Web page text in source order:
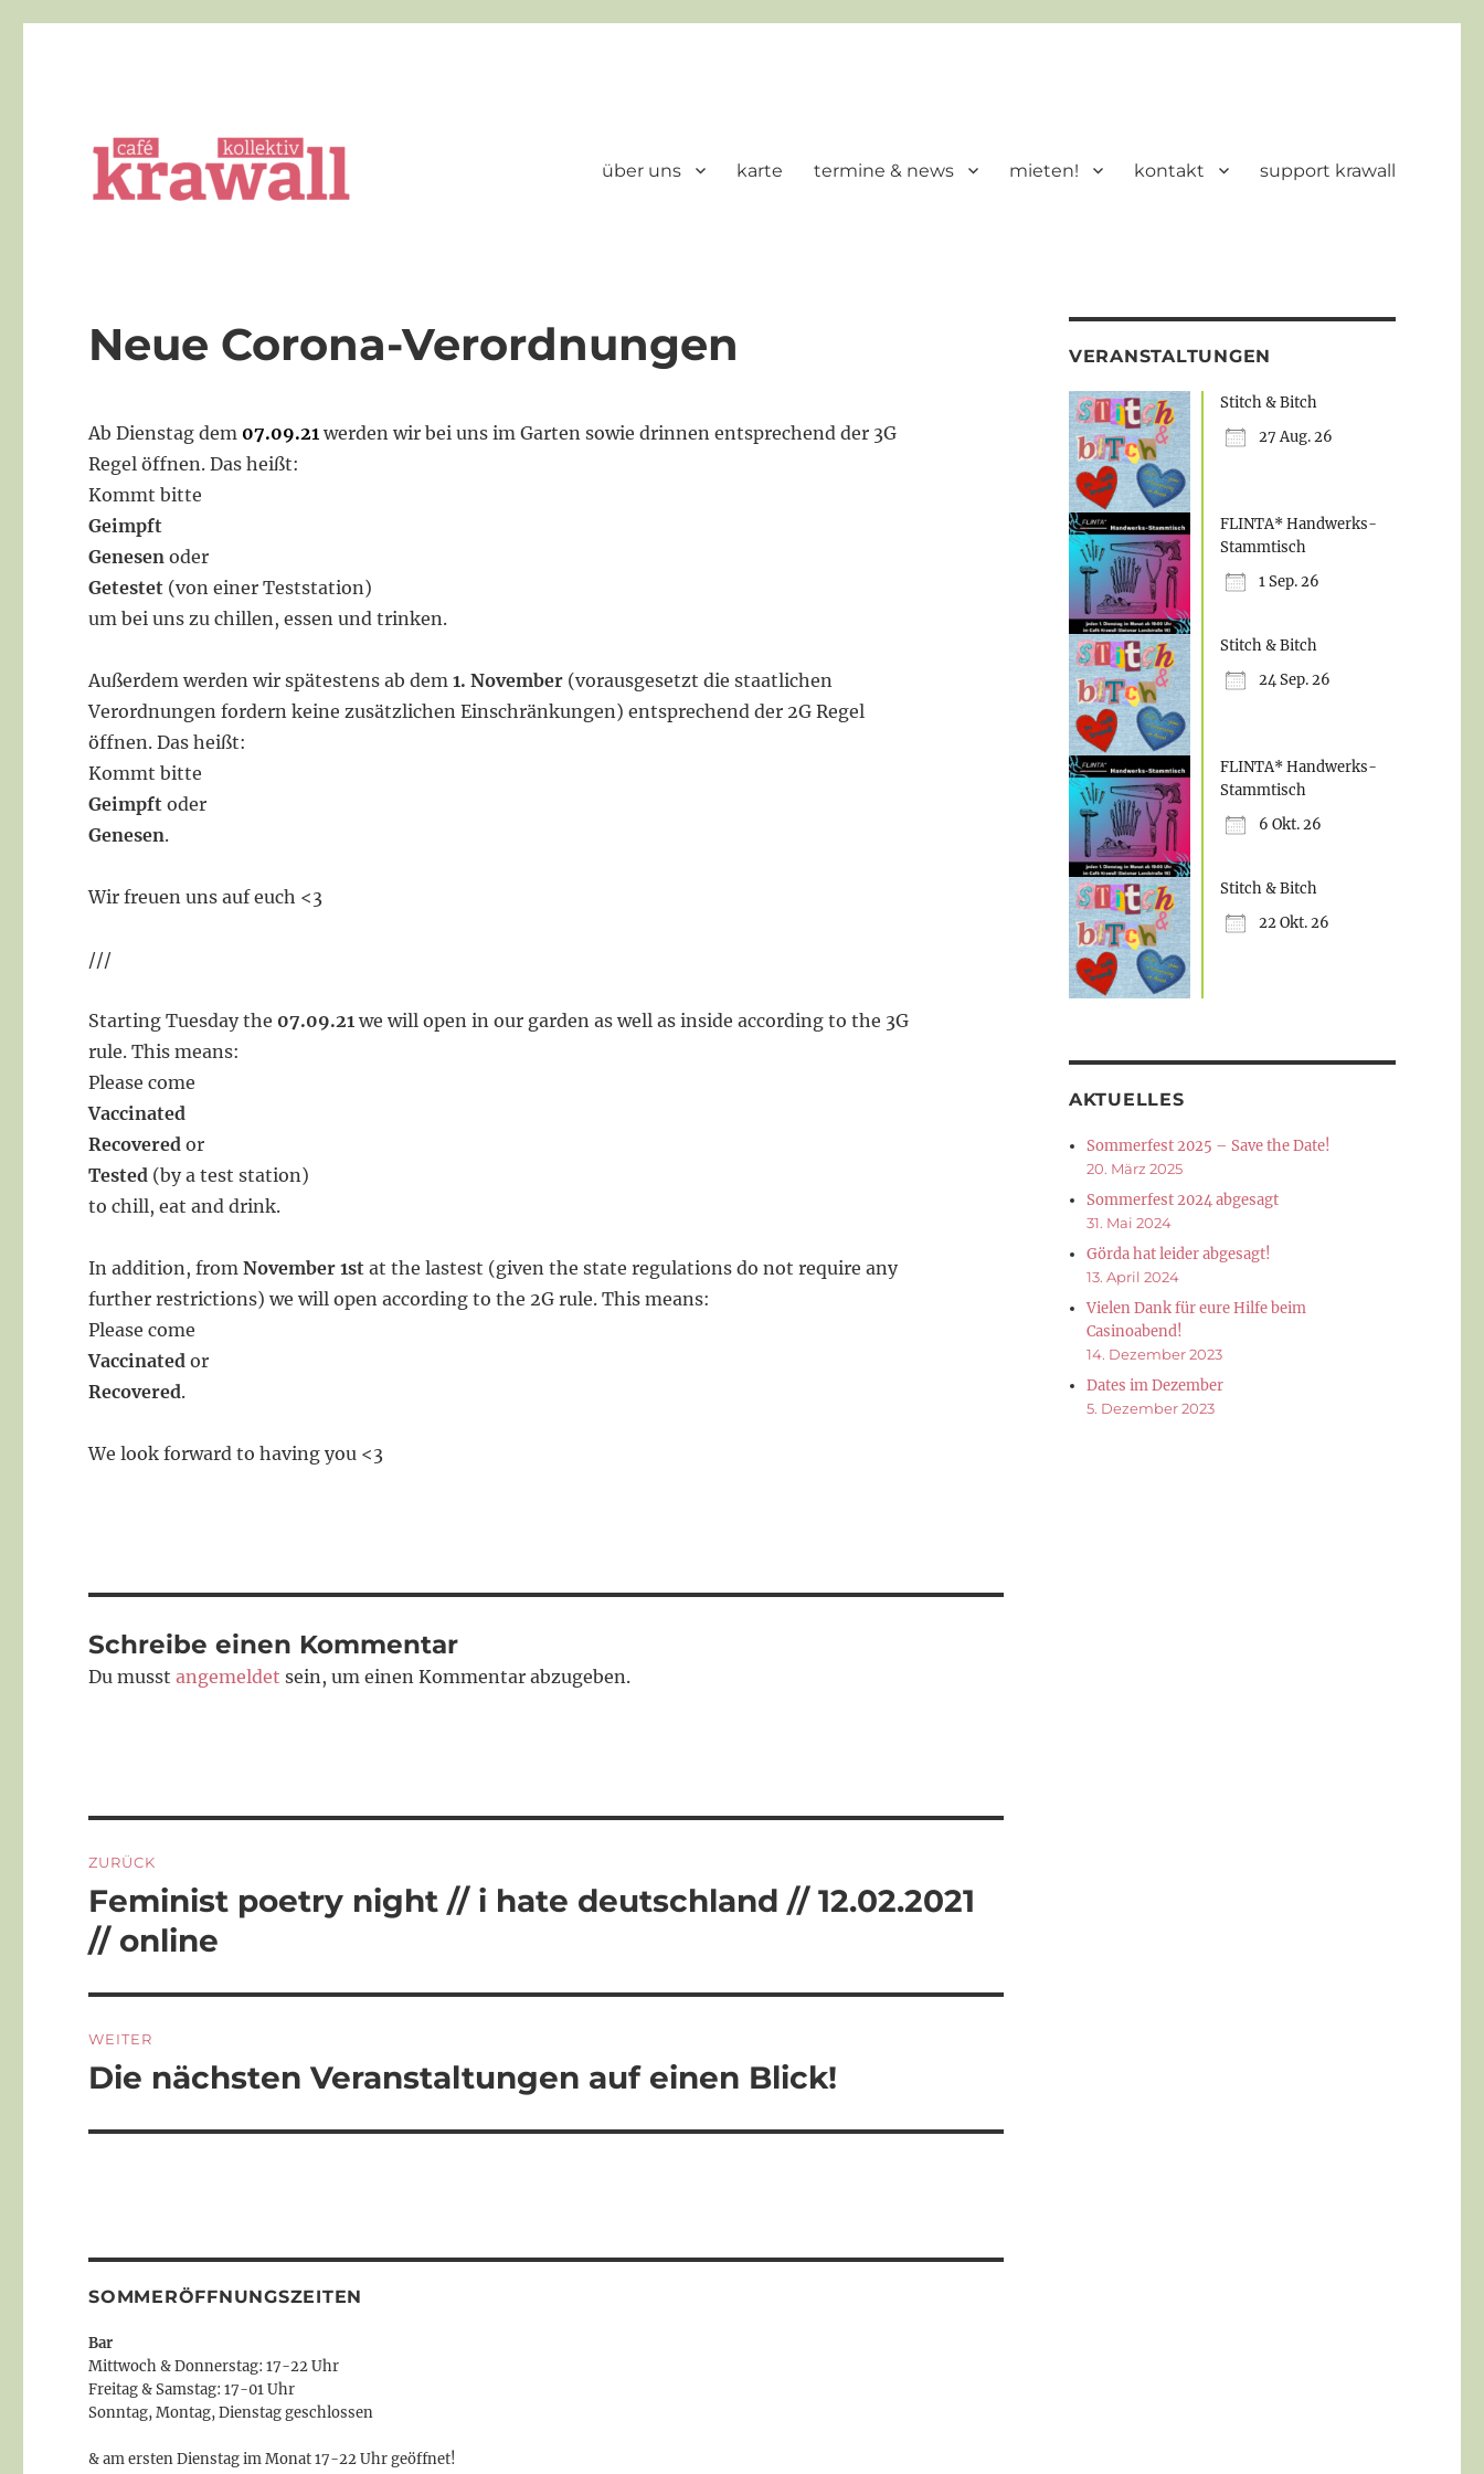
über uns karte termine & news mieten! kontakt support krawall
Neue Corona-Verordnungen
Ab Dienstag dem 07.09.21 werden wir bei uns im Garten sowie drinnen entsprechend der 3G
Regel öffnen. Das heißt:
Kommt bitte
Geimpft
Genesen oder
Getestet (von einer Teststation)
um bei uns zu chillen, essen und trinken.
Außerdem werden wir spätestens ab dem 1. November (vorausgesetzt die staatlichen
Verordnungen fordern keine zusätzlichen Einschränkungen) entsprechend der 2G Regel
öffnen. Das heißt:
Kommt bitte
Geimpft oder
Genesen.
Wir freuen uns auf euch <3
///
Starting Tuesday the 07.09.21 we will open in our garden as well as inside according to the 3G
rule. This means:
Please come
Vaccinated
Recovered or
Tested (by a test station)
to chill, eat and drink.
In addition, fromNovember 1st at the lastest (given the state regulations do not require any
further restrictions) we will open according to the 2G rule. This means:
Please come
Vaccinated or
Recovered.
We look forward to having you <3
Schreibe einen Kommentar
Du musstangemeldet sein, um einen Kommentar abzugeben.
ZURÜCK
Vorheriger
Beitrag:
Feminist poetry night // i hate deutschland // 12.02.2021
// online
WEITER
Nächster
Die nächsten Veranstaltungen auf einen Blick!
SOMMERÖFFNUNGSZEITEN
Bar
Mittwoch & Donnerstag: 17-22 Uhr
Freitag & Samstag: 17-01 Uhr
Sonntag, Montag, Dienstag geschlossen
& am ersten Dienstag im Monat 17-22 Uhr geöffnet!
VERANSTALTUNGEN
Stitch & Bitch
27 Aug. 26
FLINTA* Handwerks-
Stammtisch
1 Sep. 26
Stitch & Bitch
24 Sep. 26
FLINTA* Handwerks-
Stammtisch
6 Okt. 26
Stitch & Bitch
22 Okt. 26
AKTUELLES
Sommerfest 2025 – Save the Date!
20. März 2025
Sommerfest 2024 abgesagt
31. Mai 2024
Görda hat leider abgesagt!
13. April 2024
Vielen Dank für eure Hilfe beim
Casinoabend!
14. Dezember 2023
Dates im Dezember
5. Dezember 2023